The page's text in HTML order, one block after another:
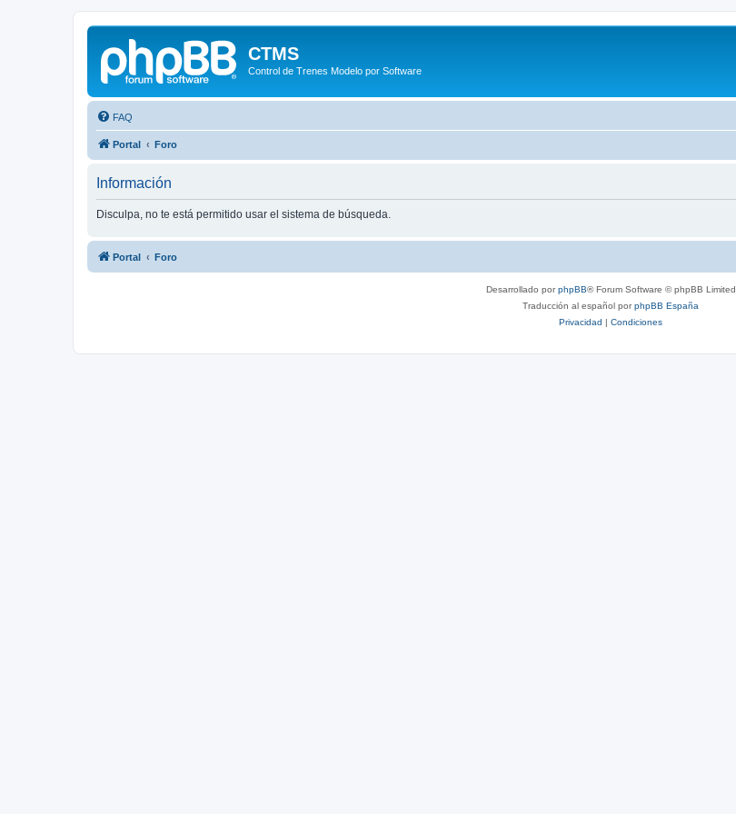
CTMS
Control de Trenes Modelo por Software
FAQ
Portal Foro
Información
Disculpa, no te está permitido usar el sistema de búsqueda.
Portal Foro
Desarrollado porphpBB® Forum Software © phpBB Limited
Traducción al español porphpBB España
Privacidad | Condiciones